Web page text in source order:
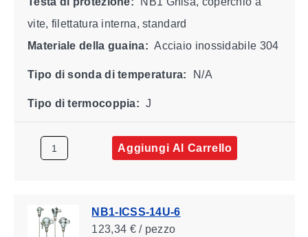
vite, filettatura interna, standard
Materiale della guaina: Acciaio inossidabile 304
Tipo di sonda di temperatura: N/A
Tipo di termocoppia: J
Aggiungi Al Carrello
NB1-ICSS-14U-6
123,34 € / pezzo